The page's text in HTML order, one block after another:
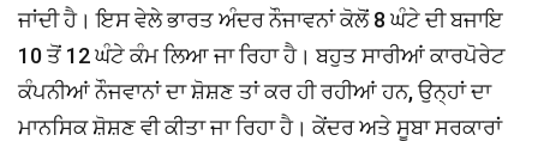
ਜਾਂਦੀ ਹੈ। ਇਸ ਵੇਲੇ ਭਾਰਤ ਅੰਦਰ ਨੌਜਾਵਨਾਂ ਕੋਲੋਂ 8 ਘੰਟੇ ਦੀ ਬਜਾਇ
10 ਤੋਂ 12 ਘੰਟੇ ਕੰਮ ਲਿਆ ਜਾ ਰਿਹਾ ਹੈ। ਬਹੁਤ ਸਾਰੀਆਂ ਕਾਰਪੋਰੇਟ
ਕੰਪਨੀਆਂ ਨੌਜਵਾਨਾਂ ਦਾ ਸ਼ੋਸ਼ਣ ਤਾਂ ਕਰ ਹੀ ਰਹੀਆਂ ਹਨ, ਉਨ੍ਹਾਂ ਦਾ
ਮਾਨਸਿਕ ਸ਼ੋਸ਼ਣ ਵੀ ਕੀਤਾ ਜਾ ਰਿਹਾ ਹੈ। ਕੇਂਦਰ ਅਤੇ ਸੂਬਾ ਸਰਕਾਰਾਂ